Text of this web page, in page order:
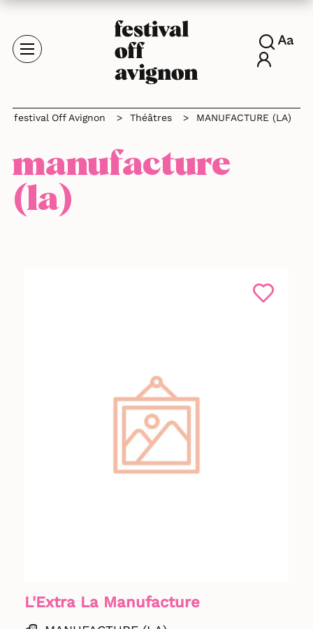
festival Off Avignon > Théâtres > MANUFACTURE (LA)
manufacture
(la)
L'Extra La Manufacture